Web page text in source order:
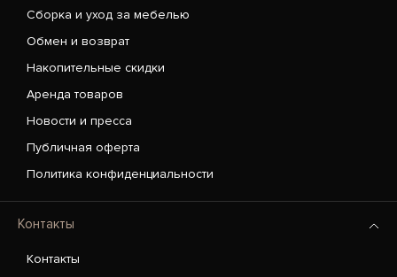
Сборка и уход за мебелью
Обмен и возврат
Накопительные скидки
Аренда товаров
Новости и пресса
Публичная оферта
Политика конфиденциальности
Контакты
Контакты